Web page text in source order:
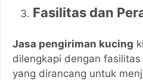
Fasilitas dan
Jasa pengiriman kucing
dilengkapi dengan
yang dirancang untuk